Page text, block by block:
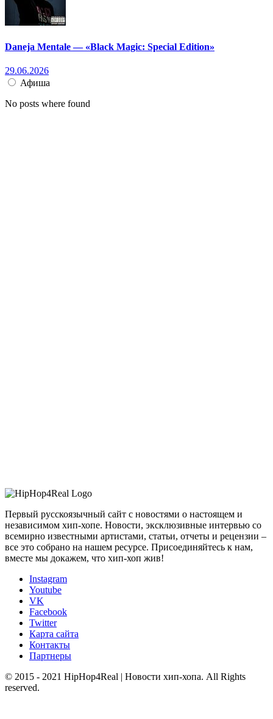
Daneja Mentale — «Black Magic: Special Edition»
29.06.2026
Афиша
No posts where found
Первый русскоязычный сайт с новостями о настоящем и
независимом хип-хопе. Новости, эксклюзивные интервью со
всемирно известными артистами, статьи, отчеты и рецензии –
все это собрано на нашем ресурсе. Присоединяйтесь к нам,
вместе мы докажем, что хип-хоп жив!
Instagram
Youtube
VK
Facebook
Twitter
Карта сайта
Контакты
Партнеры
© 2015 - 2021 HipHop4Real | Новости хип-хопа. All Rights
reserved.